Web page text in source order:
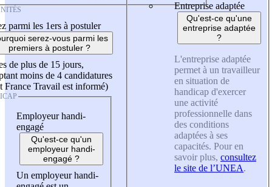
parmi les 1ers à postuler
serez-vous parmi les
premiers à postuler ?
de plus de 15 jours,
moins de 4 candidatures
France Travail est informé)
Employeur handi-
engagé
Qu'est-ce qu'un
employeur handi-
engagé ?
Un employeur handi-
Entreprise adaptée
Qu'est-ce qu'une
entreprise adaptée
?
L'entreprise adaptée
permet à un travailleur
en situation de
handicap d'exercer
une activité
professionnelle dans
des conditions
adaptées à ses
capacités. Pour en
savoir plus, consultez
le site de l’UNEA.